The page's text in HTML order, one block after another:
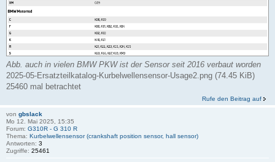
Abb. auch in vielen BMW PKW ist der Sensor seit 2016 verbaut worden
2025-05-Ersatzteilkatalog-Kurbelwellensensor-Usage2.png (74.45 KiB)
25460 mal betrachtet
Rufe den Beitrag auf
von gbslack
Mo 12. Mai 2025, 15:35
Forum: G310R - G 310 R
Thema: Kurbelwellensensor (crankshaft position sensor, hall sensor)
Antworten: 3
Zugriffe: 25461